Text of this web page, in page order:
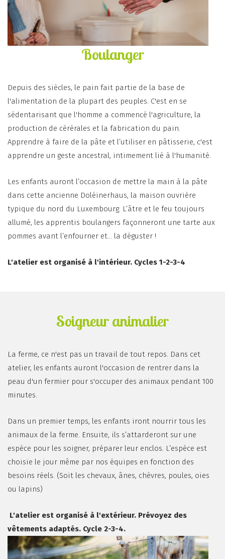
Boulanger
Depuis des siècles, le pain fait partie de la base de
l'alimentation de la plupart des peuples. C'est en se
sédentarisant que l'homme a commencé l'agriculture, la
production de cérérales et la fabrication du pain.
Apprendre à faire de la pâte et l’utiliser en pâtisserie, c'est
apprendre un geste ancestral, intimement lié à l'humanité.
Les enfants auront l’occasion de mettre la main à la pâte
dans cette ancienne Doléinerhaus, la maison ouvrière
typique du nord du Luxembourg. L’âtre et le feu toujours
allumé, les apprentis boulangers façonneront une tarte aux
pommes avant l’enfourner et... la déguster !
L'atelier est organisé à l'intérieur. Cycles 1-2-3-4
Soigneur animalier
La ferme, ce n'est pas un travail de tout repos. Dans cet
atelier, les enfants auront l'occasion de rentrer dans la
peau d'un fermier pour s'occuper des animaux pendant 100
minutes.
Dans un premier temps, les enfants iront nourrir tous les
animaux de la ferme. Ensuite, ils s’attarderont sur une
espèce pour les soigner, préparer leur enclos. L’espèce est
choisie le jour même par nos équipes en fonction des
besoins réels. (Soit les chevaux, ânes, chèvres, poules, oies
ou lapins)
L'atelier est organisé à l'extérieur. Prévoyez des
vêtements adaptés. Cycle 2-3-4.